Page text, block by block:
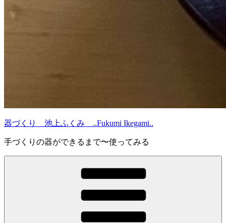
器づくり 池上ふくみ ..Fukumi Ikegami..
手づくりの器ができるまで〜使ってみる